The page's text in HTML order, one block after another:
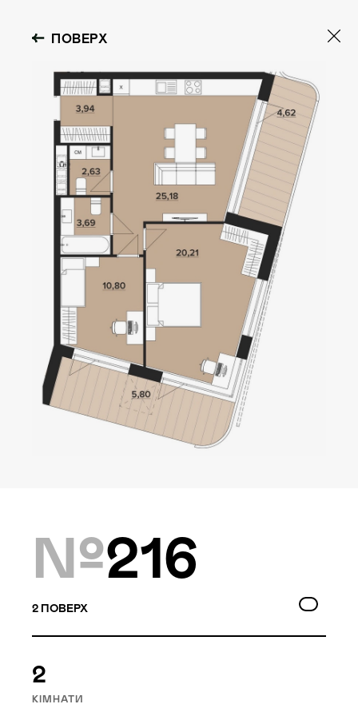
OBOLON HOUSE
Локація
Київ, Оболонський р-н
Комплекс складається з
двох будинків — 10 та
9 поверхів, а також трьох
як частина природного
ПОВЕРХ
№216
2 ПОВЕРХ
2
КІМНАТИ